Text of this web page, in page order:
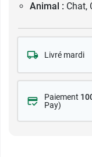
Animal : Chat,
Livré mardi
Paiement
Pay)